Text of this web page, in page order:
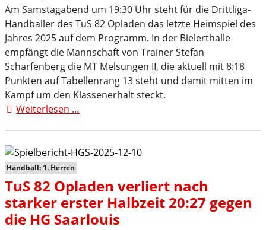
Am Samstagabend um 19:30 Uhr steht für die Drittliga-
Handballer des TuS 82 Opladen das letzte Heimspiel des
Jahres 2025 auf dem Programm. In der Bielerthalle
empfängt die Mannschaft von Trainer Stefan
Scharfenberg die MT Melsungen II, die aktuell mit 8:18
Punkten auf Tabellenrang 13 steht und damit mitten im
Kampf um den Klassenerhalt steckt.
Weiterlesen …
Jahr
Handball: 1. Herren
TuS 82 Opladen verliert nach
starker erster Halbzeit 20:27 gegen
die HG Saarlouis